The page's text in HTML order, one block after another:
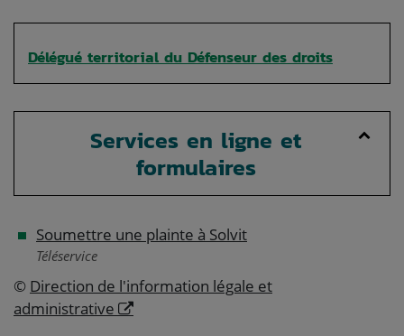
Délégué territorial du Défenseur des droits
Services en ligne et
formulaires
Soumettre une plainte à Solvit
Téléservice
© Direction de l'information légale et
administrative